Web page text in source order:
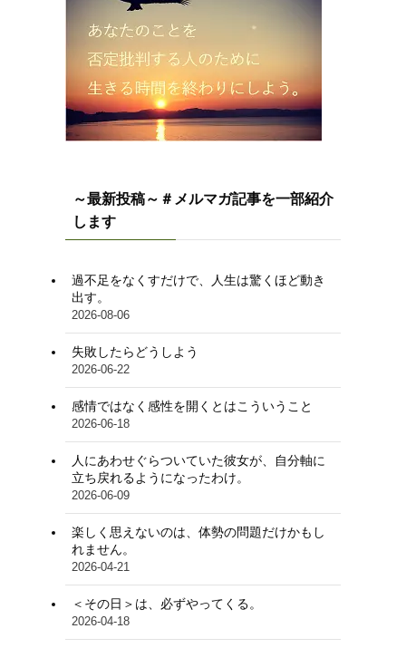
～最新投稿～＃メルマガ記事を一部紹介
します
過不足をなくすだけで、人生は驚くほど動き
出す。
2026-08-06
失敗したらどうしよう
2026-06-22
感情ではなく感性を開くとはこういうこと
2026-06-18
人にあわせぐらついていた彼女が、自分軸に
立ち戻れるようになったわけ。
2026-06-09
楽しく思えないのは、体勢の問題だけかもし
れません。
2026-04-21
＜その日＞は、必ずやってくる。
2026-04-18